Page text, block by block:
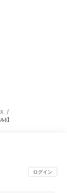
/
)】
ログイン